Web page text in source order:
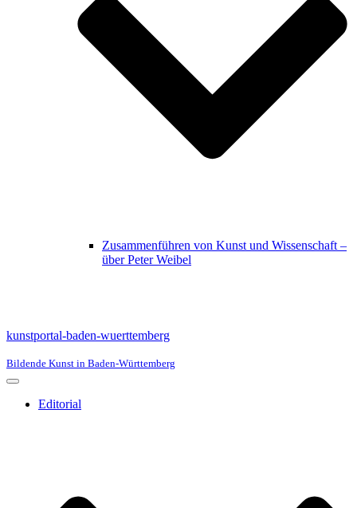
Zusammenführen von Kunst und Wissenschaft –
über Peter Weibel
kunstportal-baden-wuerttemberg
Bildende Kunst in Baden-Württemberg
Navigationsmenü
Editorial